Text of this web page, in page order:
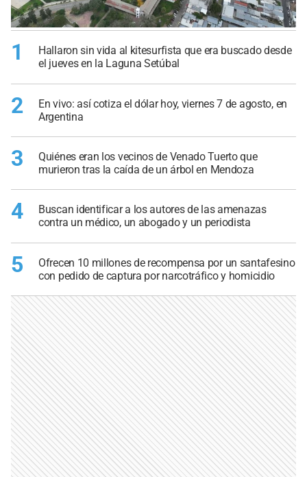
1
Hallaron sin vida al kitesurfista que era buscado desde
el jueves en la Laguna Setúbal
2
En vivo: así cotiza el dólar hoy, viernes 7 de agosto, en
Argentina
3
Quiénes eran los vecinos de Venado Tuerto que
murieron tras la caída de un árbol en Mendoza
4
Buscan identificar a los autores de las amenazas
contra un médico, un abogado y un periodista
5
Ofrecen 10 millones de recompensa por un santafesino
con pedido de captura por narcotráfico y homicidio